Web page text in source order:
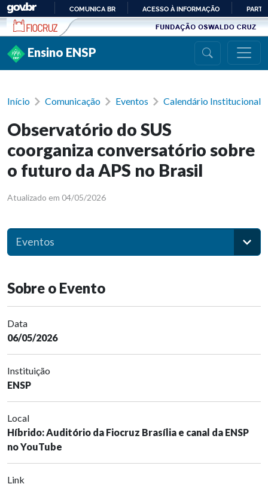
Ir para conteúdo
PARA
COMUNICA BR ACESSO À INFORMAÇÃO
Ensino ENSP
Início Comunicação Eventos Calendário Institucional
Observatório do SUS
coorganiza conversatório sobre
o futuro da APS no Brasil
Atualizado em 04/05/2026
Eventos
Sobre o Evento
Data
06/05/2026
Instituição
ENSP
Local
Híbrido: Auditório da Fiocruz Brasília e canal da ENSP
no YouTube
Link